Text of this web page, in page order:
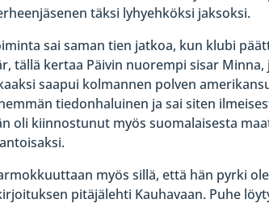
täksi lyhyehköksi jaksoksi.
sai saman tien jatkoa, kun klubi
tällä kertaa Päivin nuorempi sisar
saapui kolmannen polven
tiedonhaluinen ja sai siten
oli kiinnostunut myös suomalaisesta
myös sillä, että hän pyrki
pitäjälehti Kauhavaan. Puhe